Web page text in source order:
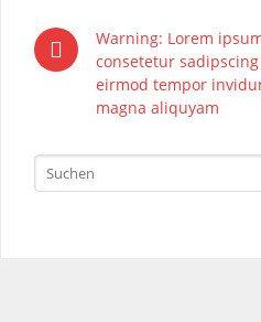
Warning: Lorem
consetetur
eirmod tempor
magna aliquyam